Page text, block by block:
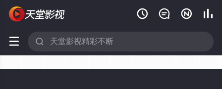
   
 